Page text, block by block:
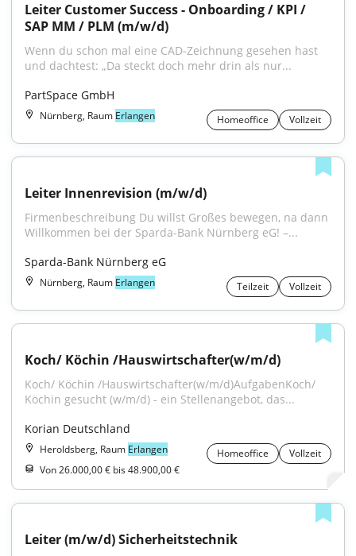
Leiter Customer Success - Onboarding / KPI /
SAP MM / PLM (m/w/d)
Wenn du schon mal eine CAD-Zeichnung gesehen hast
und dachtest: „Da steckt doch mehr drin als nur...
PartSpace GmbH
Nürnberg, Raum Erlangen Homeoffice Vollzeit
Leiter Innenrevision (m/w/d)
Firmenbeschreibung Du willst Großes bewegen, na dann
Willkommen bei der Sparda-Bank Nürnberg eG! –...
Sparda-Bank Nürnberg eG
Nürnberg, Raum Erlangen Teilzeit Vollzeit
Koch/ Köchin /Hauswirtschafter(w/m/d)
Koch/ Köchin /Hauswirtschafter(w/m/d)AufgabenKoch/
Köchin gesucht (w/m/d) - ein Stellenangebot, das...
Korian Deutschland
Heroldsberg, Raum Erlangen Homeoffice
Vollzeit
Von 26.000,00 € bis 48.900,00 €
Leiter (m/w/d) Sicherheitstechnik